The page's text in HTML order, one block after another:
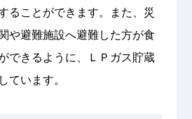
ることができます。また、災
や避難施設へ避難した方が食
できるように、ＬＰガス貯蔵
ています。